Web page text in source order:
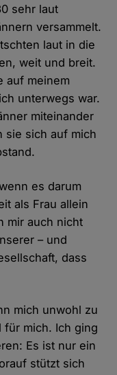
sehr laut
versammelt.
laut in die
weit und breit.
auf meinem
unterwegs war.
miteinander
sie sich auf mich
es darum
als Frau allein
mir auch nicht
– und
dass
mich unwohl zu
für mich. Ich ging
Es ist nur ein
stützt sich